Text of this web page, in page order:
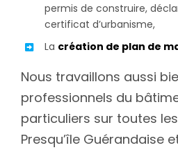
permis de construire,
certificat d’urbanisme,
La création de plan de
Nous travaillons aussi
professionnels du
particuliers sur toutes
Presqu’île Guérandaise